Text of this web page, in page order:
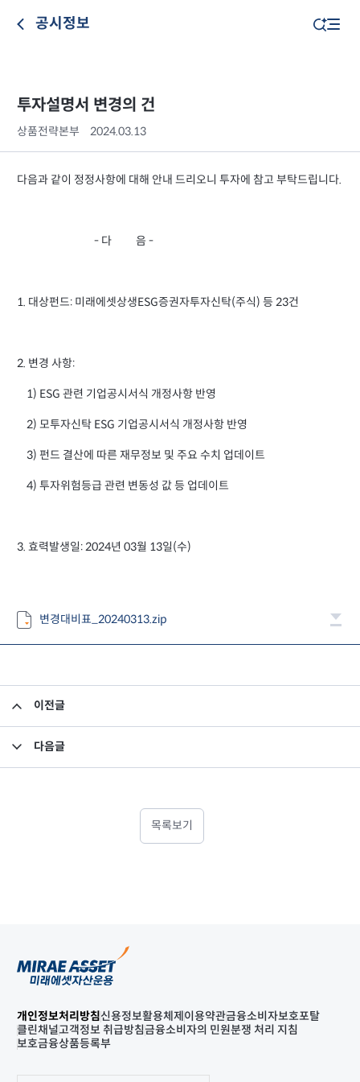
공시정보
투자설명서 변경의 건
상품전략본부 2024.03.13
다음과 같이 정정사항에 대해 안내 드리오니 투자에 참고 부탁드립니다.
- 다 음 -
1. 대상펀드: 미래에셋상생ESG증권자투자신탁(주식) 등 23건
2. 변경 사항:
1) ESG 관련 기업공시서식 개정사항 반영
2) 모투자신탁 ESG 기업공시서식 개정사항 반영
3) 펀드 결산에 따른 재무정보 및 주요 수치 업데이트
4) 투자위험등급 관련 변동성 값 등 업데이트
3. 효력발생일: 2024년 03월 13일(수)
변경대비표_20240313.zip
이전글
다음글
목록보기
개인정보처리방침신용정보활용체제 이용약관금융소비자보호포탈
클린채널고객정보 취급방침금융소비자의 민원분쟁 처리 지침
보호금융상품등록부